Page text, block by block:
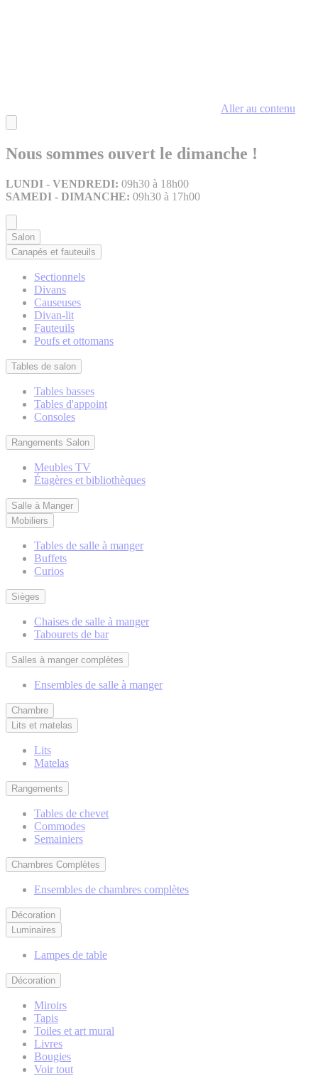
Aller au contenu
Nous sommes ouvert le dimanche !
LUNDI - VENDREDI: 09h30 à 18h00
SAMEDI - DIMANCHE: 09h30 à 17h00
Salon
Canapés et fauteuils
Sectionnels
Divans
Causeuses
Divan-lit
Fauteuils
Poufs et ottomans
Tables de salon
Tables basses
Tables d'appoint
Consoles
Rangements Salon
Meubles TV
Étagères et bibliothèques
Salle à Manger
Mobiliers
Tables de salle à manger
Buffets
Curios
Sièges
Chaises de salle à manger
Tabourets de bar
Salles à manger complètes
Ensembles de salle à manger
Chambre
Lits et matelas
Lits
Matelas
Rangements
Tables de chevet
Commodes
Semainiers
Chambres Complètes
Ensembles de chambres complètes
Décoration
Luminaires
Lampes de table
Décoration
Miroirs
Tapis
Toiles et art mural
Livres
Bougies
Voir tout